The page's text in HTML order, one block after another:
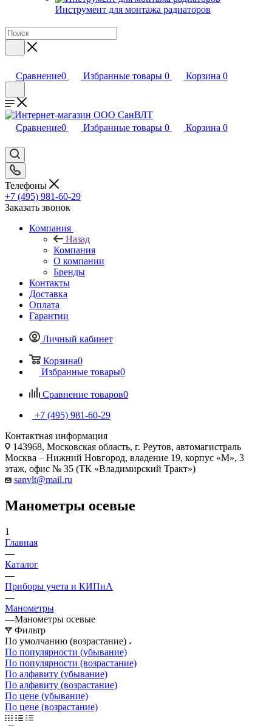
Инструмент для монтажа радиаторов
Сравнение0 Избранные товары 0 Корзина 0
Сравнение0 Избранные товары 0 Корзина 0
Телефоны
+7 (495) 981-60-29
Заказать звонок
Компания
Назад
Компания
О компании
Бренды
Контакты
Доставка
Оплата
Гарантии
Личный кабинет
Корзина0
Избранные товары0
Сравнение товаров0
+7 (495) 981-60-29
Контактная информация
143968, Московская область, г. Реутов, автомагистраль
Москва – Нижний Новгород, владение 19, корпус «М», 3
этаж, офис № 35 (ТК «Владимирский Тракт»)
sanvlt@mail.ru
Манометры осевые
1
Главная
—
Каталог
—
Приборы учета и КИПиА
—
Манометры
—Манометры осевые
Фильтр
По умолчанию (возрастание)
По популярности (убывание)
По популярности (возрастание)
По алфавиту (убывание)
По алфавиту (возрастание)
По цене (убывание)
По цене (возрастание)